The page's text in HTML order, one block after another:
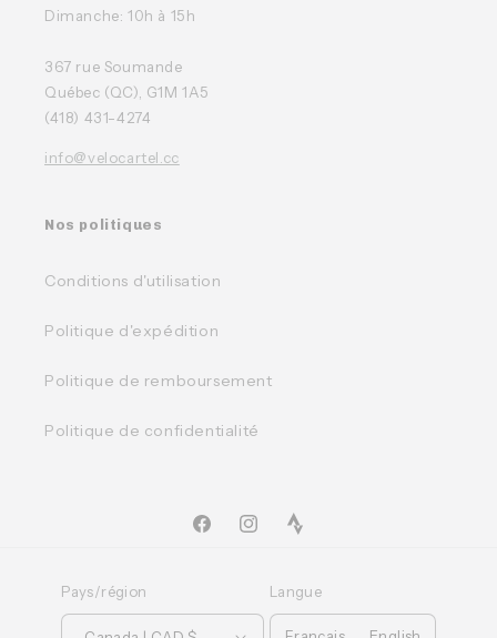
Dimanche: 10h à 15h
367 rue Soumande
Québec (QC), G1M 1A5
(418) 431-4274
info@velocartel.cc
Nos politiques
Conditions d'utilisation
Politique d'expédition
Politique de remboursement
Politique de confidentialité
FacebookInstagramTikTok
Pays/région Langue